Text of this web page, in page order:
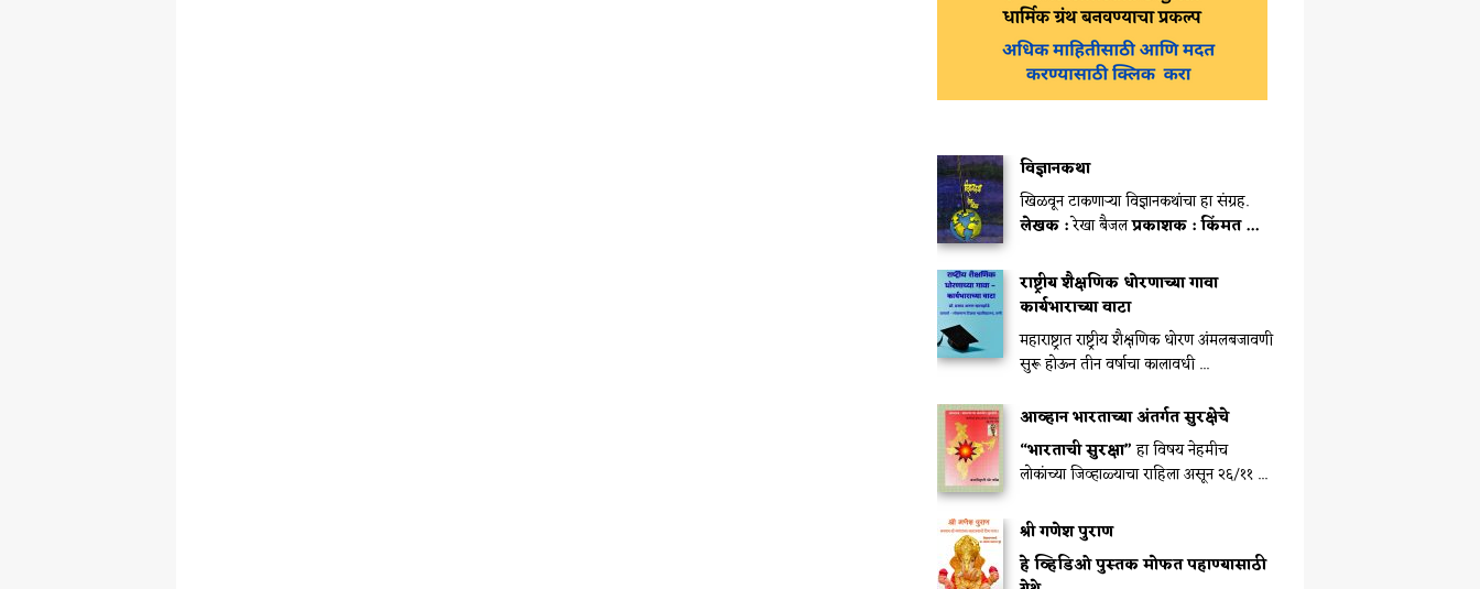
विज्ञानकथा
खिळवून टाकणाऱ्या विज्ञानकथांचा हा संग्रह.
लेखक :रेखा बैजलप्रकाशक :किंमत ...
राष्ट्रीय शैक्षणिक धोरणाच्या गावा
कार्यभाराच्या वाटा
महाराष्ट्रात राष्ट्रीय शैक्षणिक धोरण अंमलबजावणी
सुरू होऊन तीन वर्षाचा कालावधी ...
आव्हान भारताच्या अंतर्गत सुरक्षेचे
“भारताची सुरक्षा”हा विषय नेहमीच
लोकांच्या जिव्हाळ्याचा राहिला असून २६/११ ...
श्री गणेश पुराण
हे व्हिडिओ पुस्तक मोफत पहाण्यासाठी